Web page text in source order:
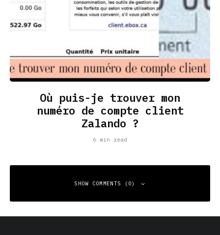
Où puis-je trouver mon
numéro de compte client
Zalando ?
6 min read
SHOW COMMENTS (0)